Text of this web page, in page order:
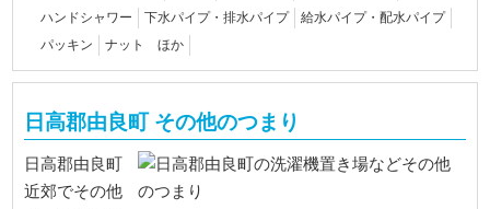
ハンドシャワー
下水パイプ・排水パイプ
給水パイプ・配水パイプ
パッキン
ナット ほか
日高郡由良町 その他のつまり
日高郡由良町
近郊でその他